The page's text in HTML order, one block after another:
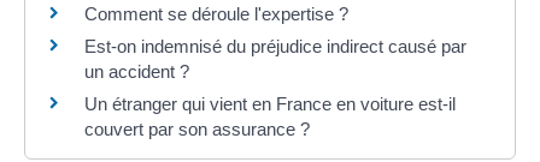
Comment se déroule l'expertise ?
Est-on indemnisé du préjudice indirect causé par
un accident ?
Un étranger qui vient en France en voiture est-il
couvert par son assurance ?